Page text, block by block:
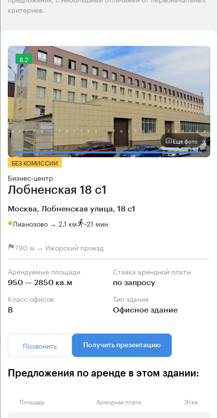
критериев.
8.2
Еще фото
БЕЗ КОМИССИИ
Бизнес-центр
Лобненская 18 с1
Москва, Лобненская улица, 18 с1
Лианозово → 2.1 км ~21 мин
790 м → Ижорский проезд
Арендуемые площади
950 — 2850 кв.м
Ставка арендной платы
по запросу
Класс офисов
B
Тип здания
Офисное здание
Позвонить Получить презентацию
Предложения по аренде в этом здании:
Площадь Арендная плата Этаж